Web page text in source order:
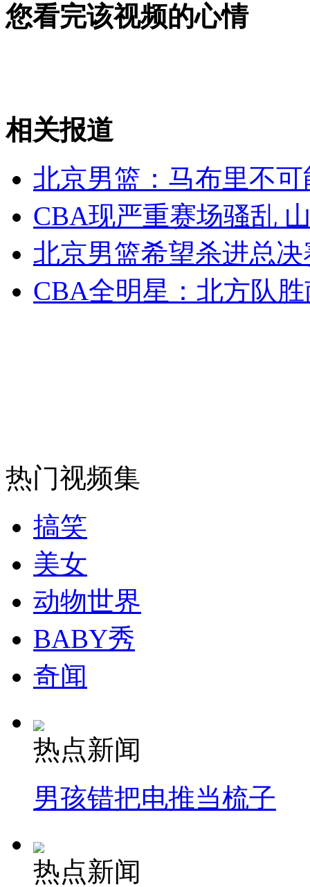
2011辽宁省十大制售假药案件公布
山西运城恶犬咬伤多人 警民合力深夜将其击毙
女孩北京地铁殴打老人 痛下狠手拳打脚踢
无痛分娩是否安全 医生回应
外交部：反对强权政治霸凌主义
走！跟着总书记去植树
消防员救轻生者
司机酒驾遇交警 急速倒车逃窜
您看完该视频的心情
相关报道
北京男篮：马布里不
CBA现严重赛场骚乱
北京男篮希望杀进总决
CBA全明星：北方队
热门视频集
搞笑
美女
动物世界
BABY秀
奇闻
热点新闻
男孩错把电推当梳子
热点新闻